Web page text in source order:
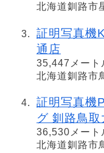
北海道釧路市
証明写真機
通店
35,447メート
北海道釧路市
証明写真機
グ 釧路鳥
36,530メート
北海道釧路市